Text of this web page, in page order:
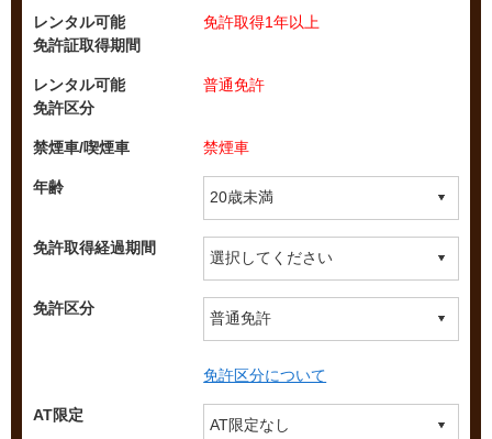
レンタル可能
免許証取得期間
免許取得1年以上
レンタル可能
免許区分
普通免許
禁煙車/喫煙車 禁煙車
年齢
免許取得経過期間
免許区分
免許区分について
AT限定